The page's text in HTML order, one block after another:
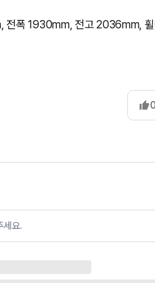
전폭 1930mm, 전고 2036mm,
0
세요.